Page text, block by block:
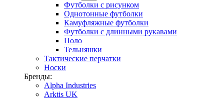
Футболки с рисунком
Однотонные футболки
Камуфляжные футболки
Футболки с длинными рукавами
Поло
Тельняшки
Тактические перчатки
Носки
Бренды:
Alpha Industries
Arktis UK